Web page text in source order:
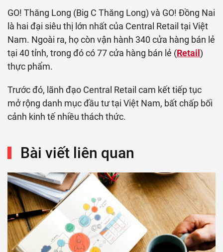
GO! Thăng Long (Big C Thăng Long) và GO! Đồng Nai
là hai đại siêu thị lớn nhất của Central Retail tại Việt
Nam. Ngoài ra, họ còn vận hành 340 cửa hàng bán lẻ
tại 40 tỉnh, trong đó có 77 cửa hàng bán lẻ (Retail )
thực phẩm.
Trước đó, lãnh đạo Central Retail cam kết tiếp tục
mở rộng danh mục đầu tư tại Việt Nam, bất chấp bối
cảnh kinh tế nhiều thách thức.
Bài viết liên quan